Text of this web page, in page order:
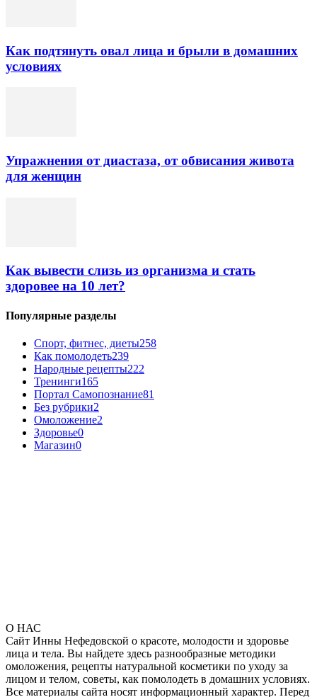
Как подтянуть овал лица и брыли в домашних
условиях
Упражнения от диастаза, от обвисания живота
для женщин
Как вывести слизь из организма и стать
здоровее на 10 лет?
Популярные разделы
Спорт, фитнес, диеты258
Как помолодеть239
Народные рецепты222
Тренинги165
Портал Самопознание81
Без рубрики2
Омоложение2
Здоровье0
Магазин0
О НАС
Сайт Инны Нефедовской о красоте, молодости и здоровье
лица и тела. Вы найдете здесь разнообразные методики
омоложения, рецепты натуральной косметики по уходу за
лицом и телом, советы, как помолодеть в домашних условиях.
Все материалы сайта носят информационный характер. Перед